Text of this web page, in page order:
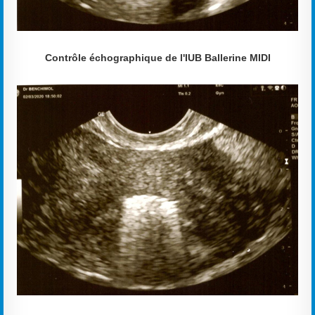
Contrôle échographique de l'IUB Ballerine MIDI